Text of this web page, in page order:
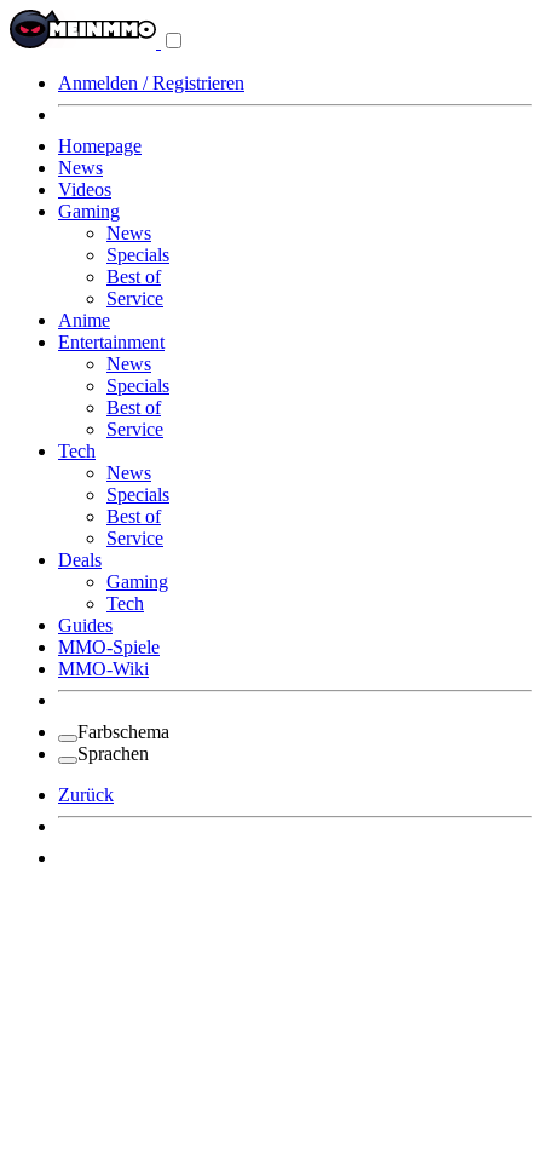
Anmelden / Registrieren
Homepage
News
Videos
Gaming
News
Specials
Best of
Service
Anime
Entertainment
News
Specials
Best of
Service
Tech
News
Specials
Best of
Service
Deals
Gaming
Tech
Guides
MMO-Spiele
MMO-Wiki
Farbschema
Sprachen
Zurück